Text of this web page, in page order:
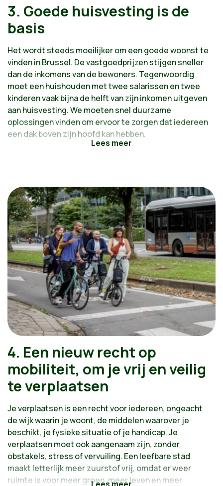
3. Goede huisvesting is de
basis
Het wordt steeds moeilijker om een goede woonst te
vinden in Brussel. De vastgoedprijzen stijgen sneller
dan de inkomens van de bewoners. Tegenwoordig
moet een huishouden met twee salarissen en twee
kinderen vaak bijna de helft van zijn inkomen uitgeven
aan huisvesting. We moeten snel duurzame
oplossingen vinden om ervoor te zorgen dat iedereen
een dak boven zijn hoofd kan hebben.
De renovatie en herbewoning van leegstaande en
verwaarloosde woningen versterken
Een gewest waar iedereen een dak boven zijn
hoofd heeft
Sociale huisvesting van goede kwaliteit
4. Een nieuw recht op
mobiliteit, om je vrij en veilig
te verplaatsen
Je verplaatsen is een recht voor iedereen, ongeacht
de wijk waarin je woont, de middelen waarover je
beschikt, je fysieke situatie of je handicap. Je
verplaatsen moet ook aangenaam zijn, zonder
obstakels, stress of vervuiling. Een leefbare stad
maakt letterlijk meer zuurstof vrij, omdat er weer
ruimte is voor meer groen, meer leven en meer